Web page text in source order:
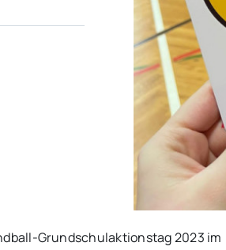
Grundschulaktionstag 2023 im